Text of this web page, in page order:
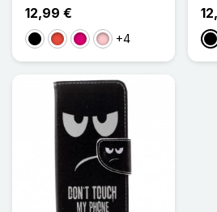
12,99 €
NoirRougeMagenta
Rose+4